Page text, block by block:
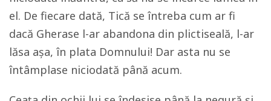
el. De fiecare dată, Tică se întreba cum ar fi
dacă Gherase l-ar abandona din plictiseală, l-ar
lăsa așa, în plata Domnului! Dar asta nu se
întâmplase niciodată până acum.